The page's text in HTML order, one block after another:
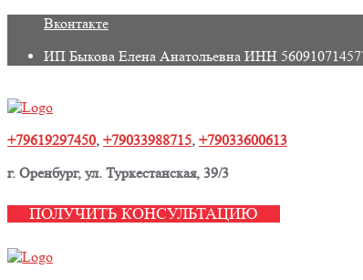
content
Вконтакте
ИП Быкова Елена Анатольевна ИНН
+79619297450, +79033988715, +79033600613
г. Оренбург, ул. Туркестанская, 39/3
ПОЛУЧИТЬ КОНСУЛЬТАЦИЮ